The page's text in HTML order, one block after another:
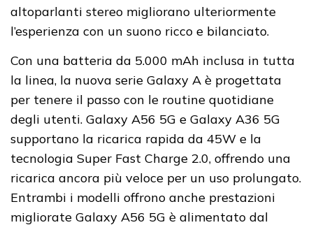
altoparlanti stereo migliorano ulteriormente
l’esperienza con un suono ricco e bilanciato.
Con una batteria da 5.000 mAh inclusa in tutta
la linea, la nuova serie Galaxy A è progettata
per tenere il passo con le routine quotidiane
degli utenti. Galaxy A56 5G e Galaxy A36 5G
supportano la ricarica rapida da 45W e la
tecnologia Super Fast Charge 2.0, offrendo una
ricarica ancora più veloce per un uso prolungato.
Entrambi i modelli offrono anche prestazioni
migliorate Galaxy A56 5G è alimentato dal